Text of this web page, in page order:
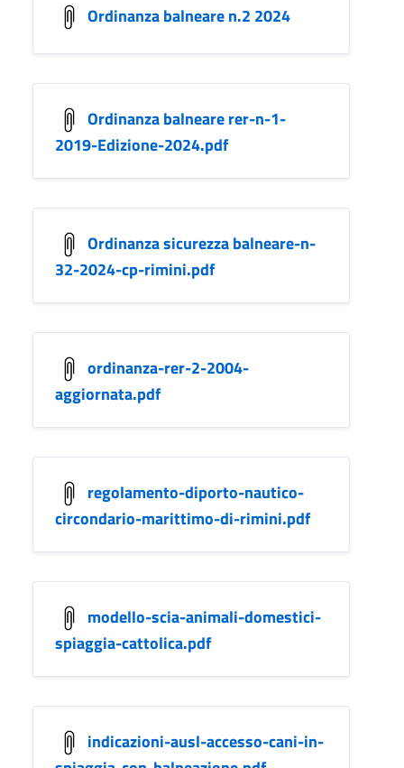
Ordinanza balneare n.2 2024
Ordinanza balneare rer-n-1-
2019-Edizione-2024.pdf
Ordinanza sicurezza balneare-n-
32-2024-cp-rimini.pdf
ordinanza-rer-2-2004-
aggiornata.pdf
regolamento-diporto-nautico-
circondario-marittimo-di-rimini.pdf
modello-scia-animali-domestici-
spiaggia-cattolica.pdf
indicazioni-ausl-accesso-cani-in-